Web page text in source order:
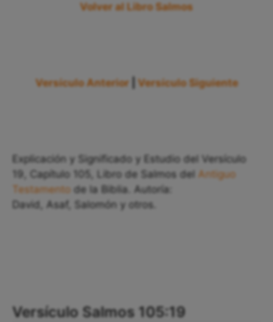
Volver al Libro Salmos
Versículo Anterior Versículo Siguiente
Explicación y Significado y Estudio del Versículo
19, Capítulo 105, Libro de Salmos del Antiguo
Testamento de la Biblia. Autoría:
David, Asaf, Salomón y otros.
Versículo Salmos 105:19